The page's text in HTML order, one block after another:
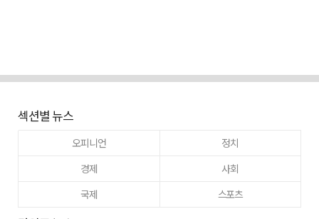
섹션별 뉴스
오피니언
정치
경제
사회
국제
스포츠